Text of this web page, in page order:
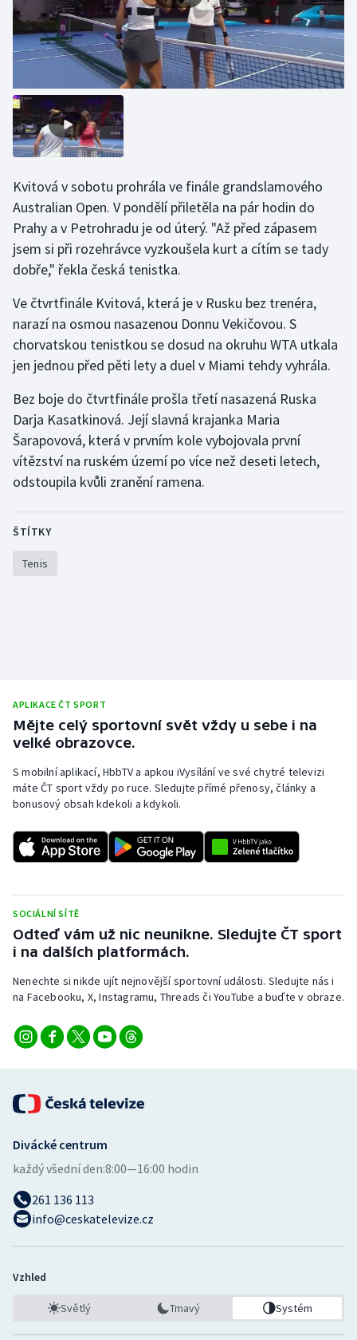
Plavání
Plážový volejbal
Ragby
Rychlobruslení
Short track
Sportovní střelba
Stolní tenis
Triatlon
Vodní slalom
Volejbal
Ostatní
Kvitová v sobotu prohrála ve finále grandslamového
Australian Open. V pondělí přiletěla na pár hodin do
Prahy a v Petrohradu je od úterý. "Až před zápasem
jsem si při rozehrávce vyzkoušela kurt a cítím se tady
dobře," řekla česká tenistka.
Ve čtvrtfinále Kvitová, která je v Rusku bez trenéra,
narazí na osmou nasazenou Donnu Vekičovou. S
chorvatskou tenistkou se dosud na okruhu WTA utkala
jen jednou před pěti lety a duel v Miami tehdy vyhrála.
Bez boje do čtvrtfinále prošla třetí nasazená Ruska
Darja Kasatkinová. Její slavná krajanka Maria
Šarapovová, která v prvním kole vybojovala první
vítězství na ruském území po více než deseti letech,
odstoupila kvůli zranění ramena.
ŠTÍTKY
Tenis
APLIKACE ČT SPORT
Mějte celý sportovní svět vždy u sebe i na
velké obrazovce.
S mobilní aplikací, HbbTV a apkou iVysílání ve své chytré televizi
máte ČT sport vždy po ruce. Sledujte přímé přenosy, články a
bonusový obsah kdekoli a kdykoli.
SOCIÁLNÍ SÍTĚ
Odteď vám už nic neunikne. Sledujte ČT sport
i na dalších platformách.
Nenechte si nikde ujít nejnovější sportovní události. Sledujte nás i
na Facebooku, X, Instagramu, Threads či YouTube a buďte v obraze.
Divácké centrum
každý všední den:8:00—16:00 hodin
261 136 113
info@ceskatelevize.cz
Vzhled
Světlý Tmavý Systém